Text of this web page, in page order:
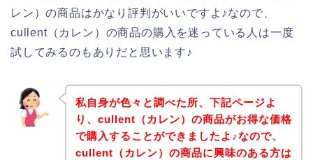
レン）の商品はかなり評判がいいですよ♪なので、
cullent（カレン）の商品の購入を迷っている人は一度
試してみるのもありだと思います♪
私自身が色々と調べた所、下記ページよ
り、cullent（カレン）の商品がお得な価格
で購入することができましたよ♪なので、
cullent（カレン）の商品に興味のある方は